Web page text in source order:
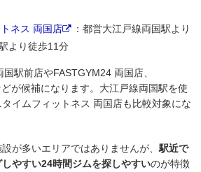
ネス 両国店
：都営大江戸線両国駅より
より徒歩11分
駅前店やFASTGYM24 両国店、
が候補になります。大江戸線両国駅を使
イムフィットネス 両国店も比較対象にな
が多いエリアではありませんが、 駅近で
やすい24時間ジムを探しやすいのが特徴